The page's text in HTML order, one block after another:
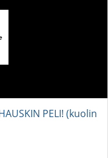
PELI! (kuolin